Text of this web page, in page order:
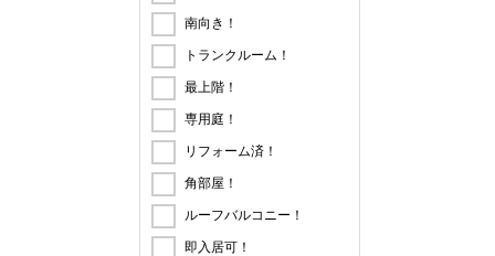
南向き！
トランクルーム！
最上階！
専用庭！
リフォーム済！
角部屋！
ルーフバルコニー！
即入居可！